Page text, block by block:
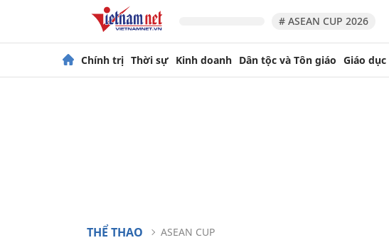
# ASEAN CUP 2026
Chính trị Thời sự Kinh doanh Dân tộc và Tôn giáo Giáo dục
THỂ THAO ASEAN CUP